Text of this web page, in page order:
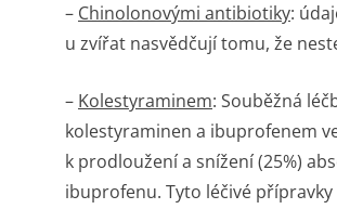
– Chinolonovými antibiotiky:
u zvířat nasvědčují tomu, že
– Kolestyraminem: Souběžná
kolestyraminen a ibuprofenem
k prodloužení a snížení (25%)
ibuprofenu. Tyto léčivé